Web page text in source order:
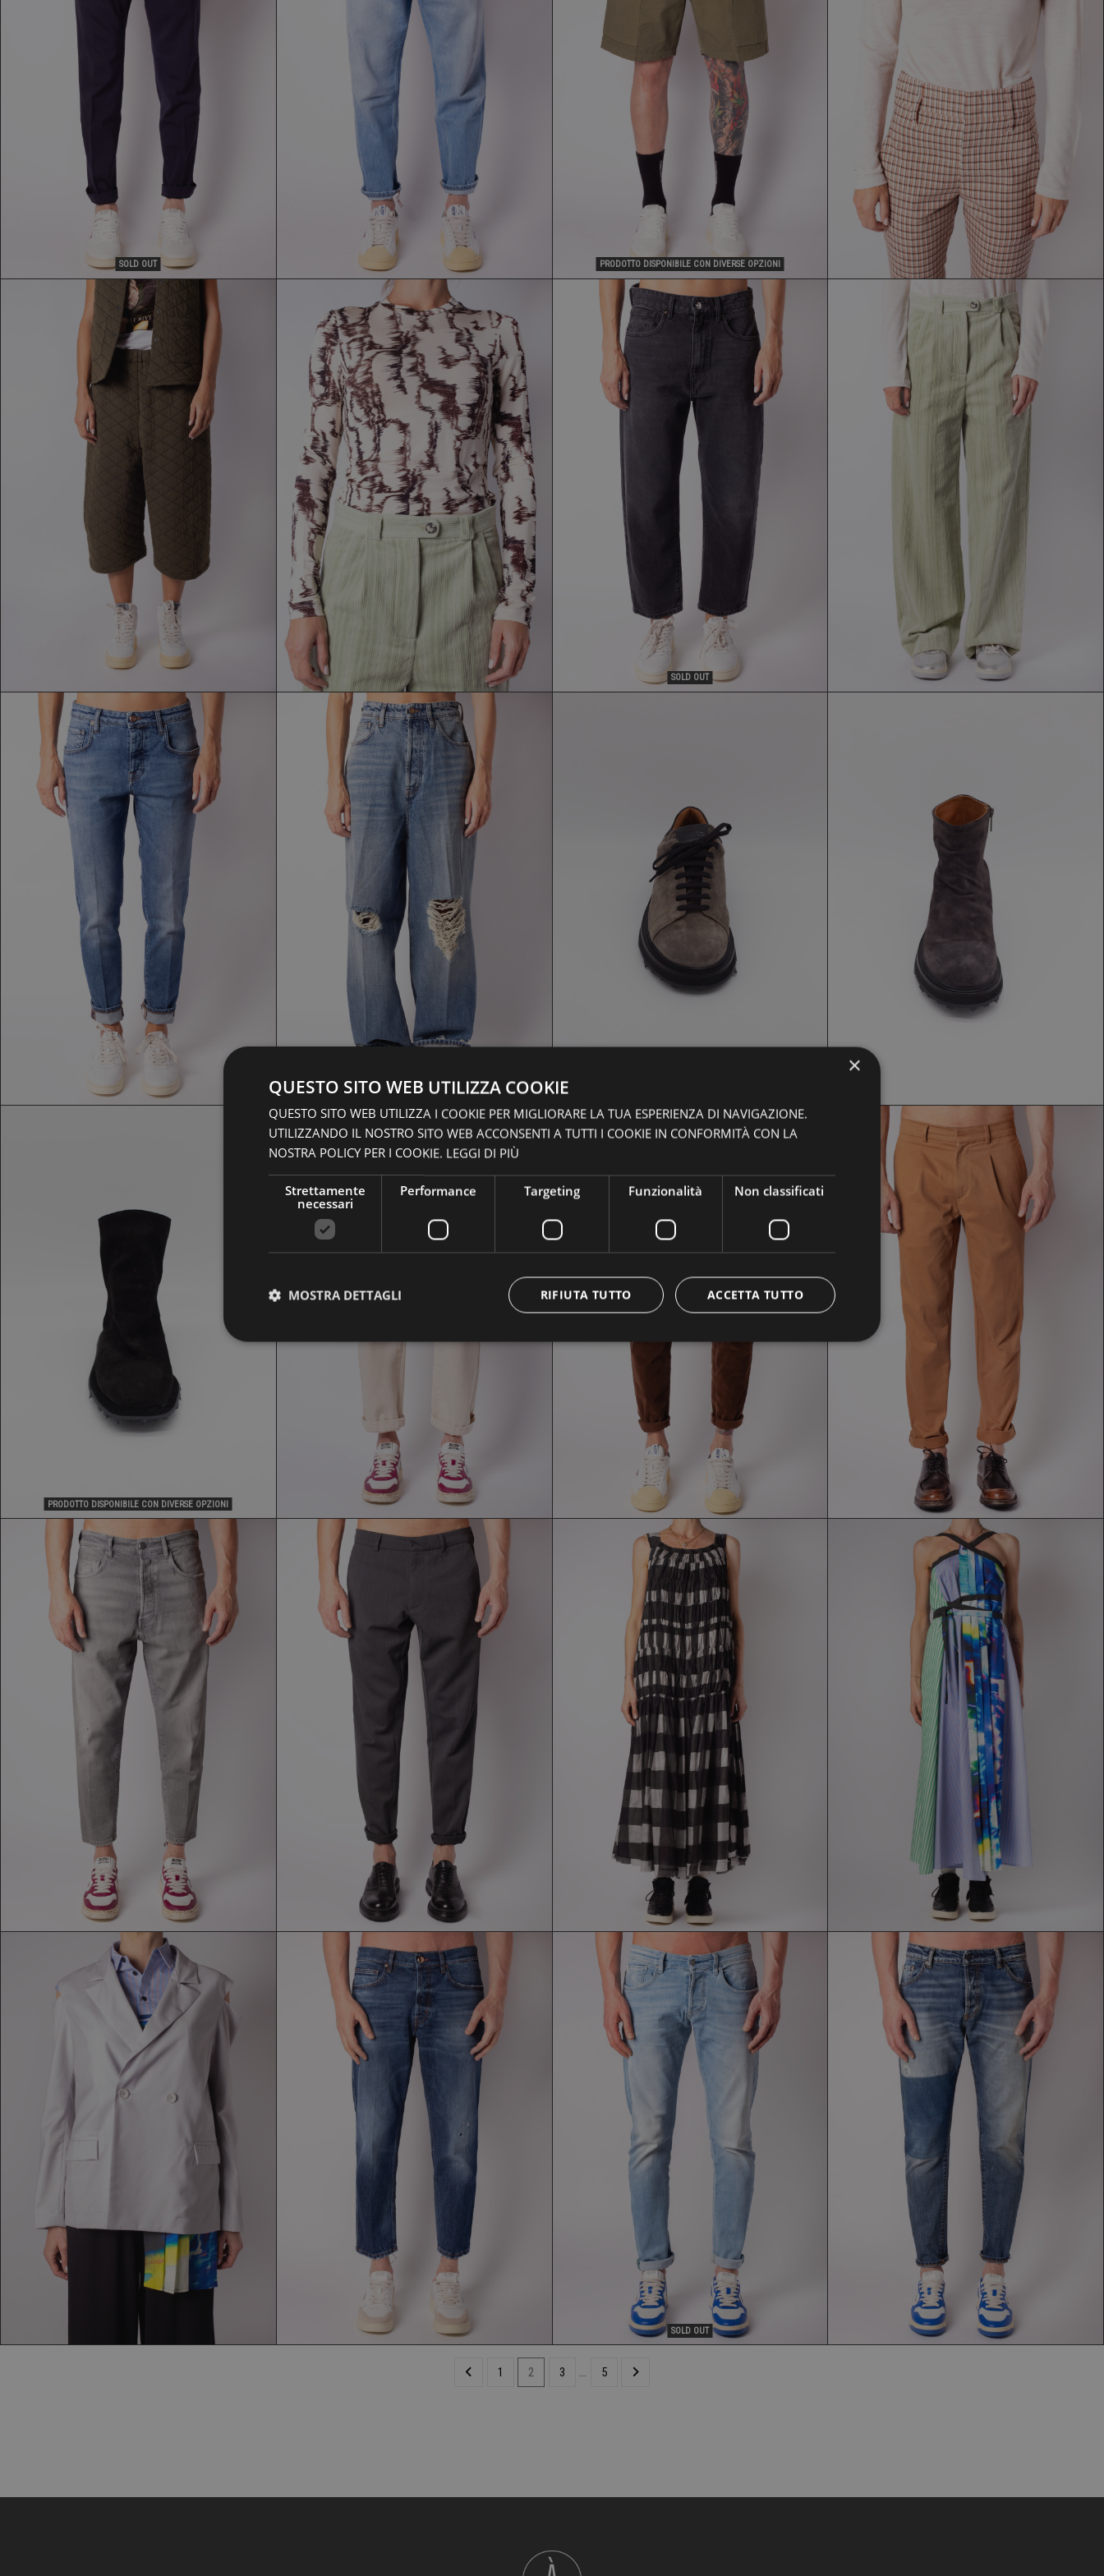
SOLD OUT
PANTALONE CRUNA
146,30 € 209,00 €
JEANS DONTHEFULER
174,30 €
PRODOTTO DISPONIBILE CON DIVERSE OPZIONI
BERMUDA CRUNA
125,30 € 179,00 € 135,00 €
PANTALONE NEIRAMI
104,30 €
MAGLIA TELA
104,30 €149,00 €
SOLD OUT
JEANS THE.NIM PANTALONE TELA
181,30 € 259,00 €
JEANS DONTHEFULLER
181,30 € 299,00 €
SCARPA SHOTO
258,30 € 369,00 €
SCARPA SHOTO
272,30 € 389,00 €
PRODOTTO DISPONIBILE CON DIVERSE OPZIONI
SCARPE SHOTO
279,30 € 399,00 €
PANTALONE CRUNA
125,30 €179,00 €
PANTALONE CRUNA
139,30 €
JEANS DONTHEFULLER
202,30 € 289,00 €
PANTALONE CRUNA
174,30 € 249,00 €
ABITO LA VACA LOCA
321,30 € 459,00 €
ABITO MAATROOM
244,30 €349,00 €
GIACCA MAATROOM
370,30 €
JEANS DONTHEFULLER
181,30 € 259,00 €
SOLD OUT
JEANS THE.NIM
146,30 € 209,00 €
JEANS THE.NIM
174,30 € 249,00 €
1 2 3 … 5
×
QUESTO SITO WEB UTILIZZA COOKIE
QUESTO SITO WEB UTILIZZA I COOKIE PER MIGLIORARE LA TUA ESPERIENZA DI NAVIGAZIONE.
UTILIZZANDO IL NOSTRO SITO WEB ACCONSENTI A TUTTI I COOKIE IN CONFORMITÀ CON LA
NOSTRA POLICY PER I COOKIE. LEGGI DI PIÙ
Strettamente
necessari
Performance Targeting Funzionalità Non classificati
ACCETTA TUTTO
RIFIUTA TUTTO
MOSTRA DETTAGLI